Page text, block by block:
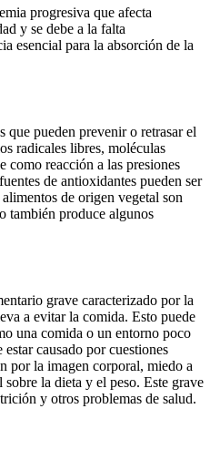
progresiva que afecta
y se debe a la falta
esencial para la absorción de la
que pueden prevenir o retrasar el
radicales libres, moléculas
como reacción a las presiones
de antioxidantes pueden ser
de origen vegetal son
también produce algunos
grave caracterizado por la
a evitar la comida. Esto puede
una comida o un entorno poco
causado por cuestiones
por la imagen corporal, miedo a
la dieta y el peso. Este grave
y otros problemas de salud.